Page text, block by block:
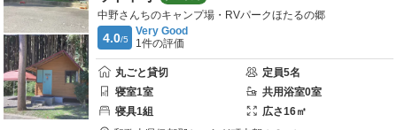
中野さんちのキャンプ場・RVパークほたるの郷
4.0/5
Very Good
1件の評価
丸ごと貸切 定員5名
寝室1室 共用浴室0室
寝具1組 広さ16㎡